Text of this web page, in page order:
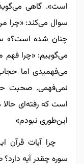
است». گاهی
سوال می‌کند: «چرا
چنان شده است؟»
می‌گوییم: «چرا فهم
می‌فهمیدی اما
نمی‌فهمی. صحبت
است که رفته‌ای
اینطوری نبودم»
چرا آیات قرآن
سوره چقدر آیه